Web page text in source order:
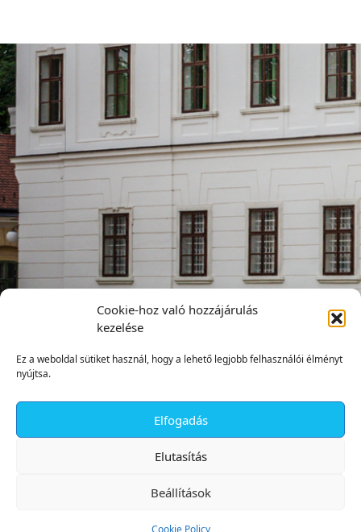
Cookie-hoz való hozzájárulás
kezelése
Ez a weboldal sütiket használ, hogy a lehető legjobb felhasználói élményt
nyújtsa.
Elfogadás
Elutasítás
Beállítások
Cookie Policy
✕